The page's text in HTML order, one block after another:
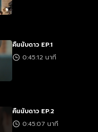
คืนนับดาว EP.1
0:45:12 นาที
คืนนับดาว EP.2
0:45:07 นาที